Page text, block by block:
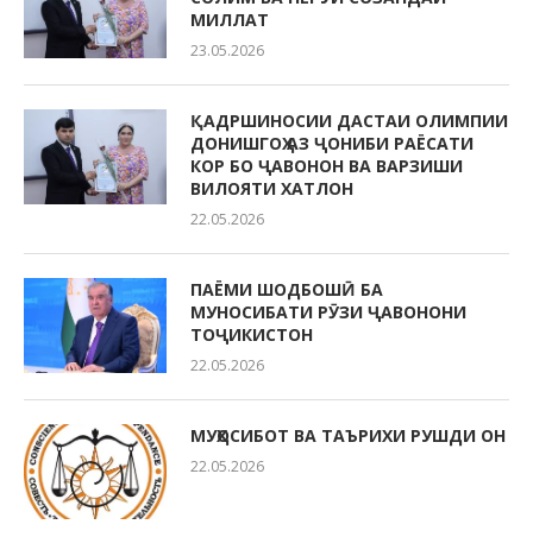
МИЛЛАТ
23.05.2026
ҚАДРШИНОСИИ ДАСТАИ ОЛИМПИИ
ДОНИШГОҲ АЗ ҶОНИБИ РАЁСАТИ
КОР БО ҶАВОНОН ВА ВАРЗИШИ
ВИЛОЯТИ ХАТЛОН
22.05.2026
ПАЁМИ ШОДБОШӢ БА
МУНОСИБАТИ РӮЗИ ҶАВОНОНИ
ТОҶИКИСТОН
22.05.2026
МУҲОСИБОТ ВА ТАЪРИХИ РУШДИ ОН
22.05.2026